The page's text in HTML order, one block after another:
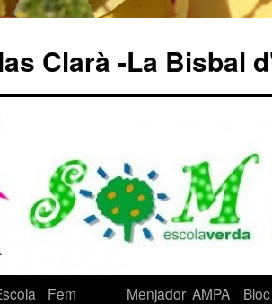
Clarà -La Bisbal
Fem
Menjador AMPA